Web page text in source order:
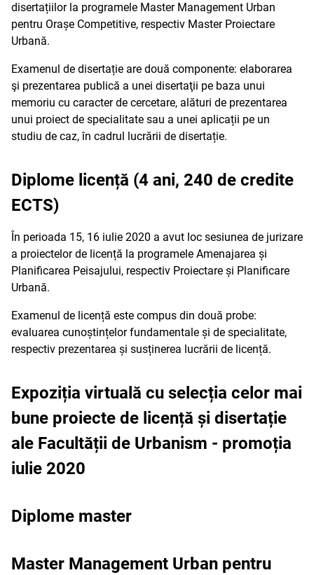
disertațiilor la programele Master Management Urban
pentru Orașe Competitive, respectiv Master Proiectare
Urbană.
Examenul de disertație are două componente: elaborarea
şi prezentarea publică a unei disertaţii pe baza unui
memoriu cu caracter de cercetare, alături de prezentarea
unui proiect de specialitate sau a unei aplicații pe un
studiu de caz, în cadrul lucrării de disertație.
Diplome licență (4 ani, 240 de credite
ECTS)
În perioada 15, 16 iulie 2020 a avut loc sesiunea de jurizare
a proiectelor de licență la programele Amenajarea și
Planificarea Peisajului, respectiv Proiectare și Planificare
Urbană.
Examenul de licență este compus din două probe:
evaluarea cunoștințelor fundamentale și de specialitate,
respectiv prezentarea și susținerea lucrării de licență.
Expoziția virtuală cu selecția celor mai
bune proiecte de licență și disertație
ale Facultății de Urbanism - promoția
iulie 2020
Diplome master
Master Management Urban pentru